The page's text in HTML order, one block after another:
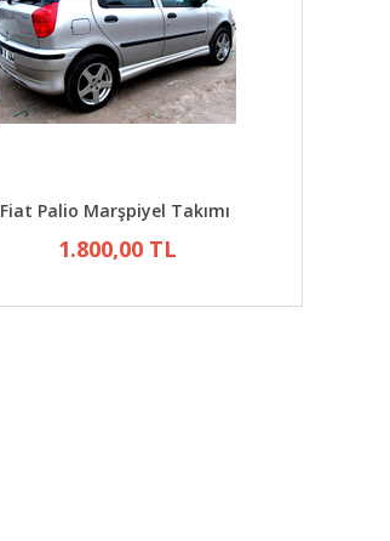
Fiat Palio Marşpiyel Takımı
1.800,00 TL